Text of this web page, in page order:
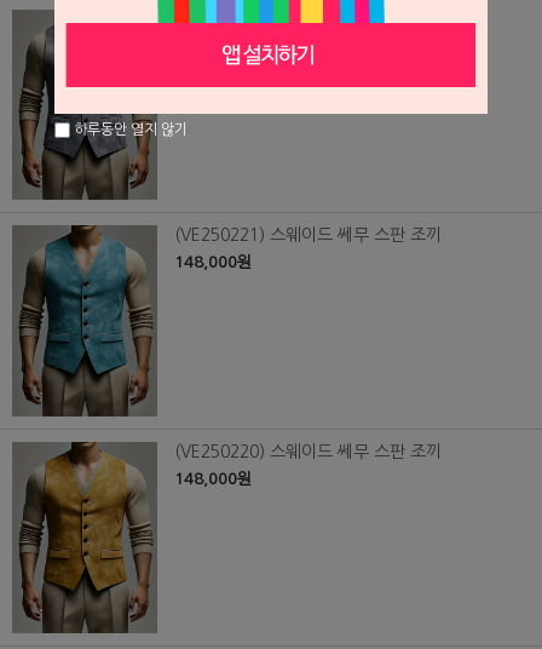
(VE250222) 스웨이드 쎄무 스판 조끼
148,000원
(VE250221) 스웨이드 쎄무 스판 조끼
148,000원
(VE250220) 스웨이드 쎄무 스판 조끼
148,000원
하루동안 열지 않기